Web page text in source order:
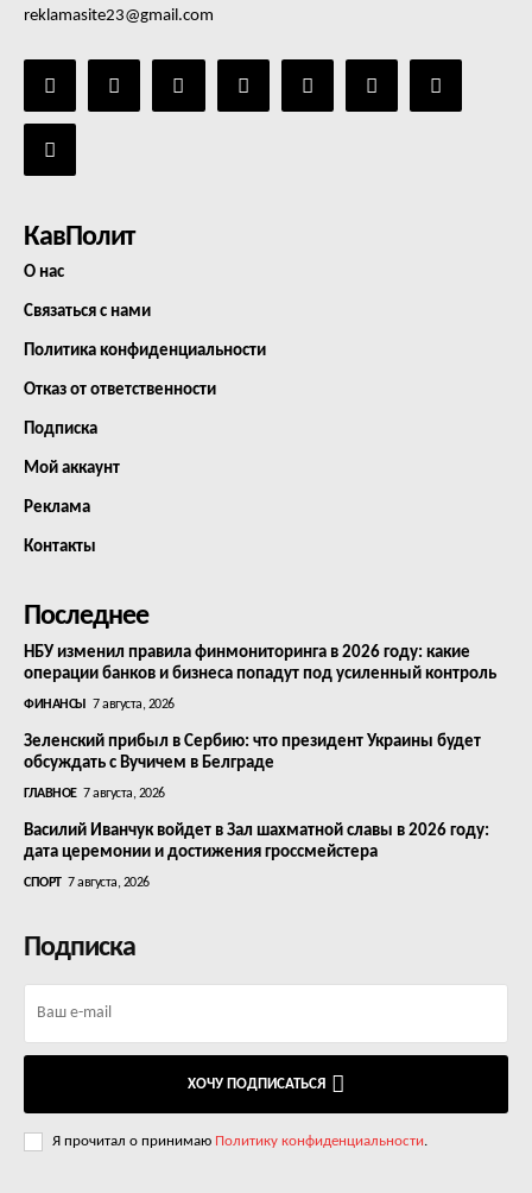
reklamasite23@gmail.com
КавПолит
О нас
Связаться с нами
Политика конфиденциальности
Отказ от ответственности
Подписка
Мой аккаунт
Реклама
Контакты
Последнее
НБУ изменил правила финмониторинга в 2026 году: какие
операции банков и бизнеса попадут под усиленный контроль
ФИНАНСЫ 7 августа, 2026
Зеленский прибыл в Сербию: что президент Украины будет
обсуждать с Вучичем в Белграде
ГЛАВНОЕ 7 августа, 2026
Василий Иванчук войдет в Зал шахматной славы в 2026 году:
дата церемонии и достижения гроссмейстера
СПОРТ 7 августа, 2026
Подписка
ХОЧУ ПОДПИСАТЬСЯ
Я прочитал о принимаю Политику конфиденциальности.